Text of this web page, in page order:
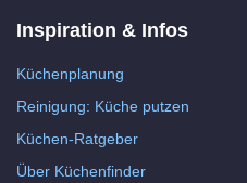
Inspiration & Infos
Küchenplanung
Reinigung: Küche putzen
Küchen-Ratgeber
Über Küchenfinder